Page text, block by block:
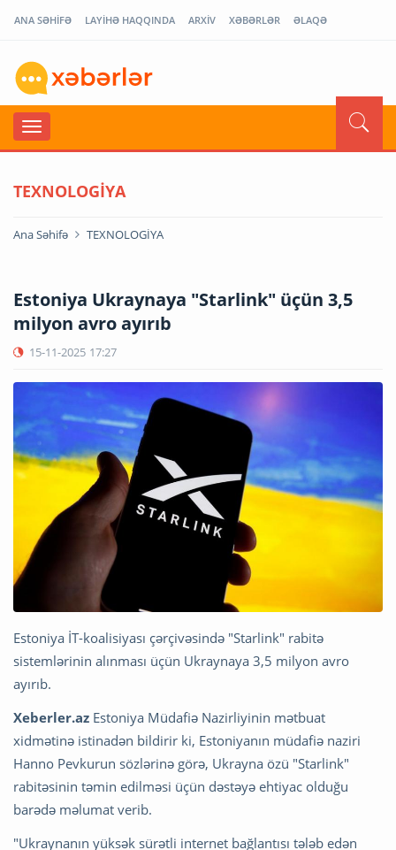
ANA SƏHİFƏ LAYİHƏ HAQQINDA ARXİV XƏBƏRLƏR ƏLAQƏ
TEXNOLOGİYA
Ana Səhifə TEXNOLOGİYA
Estoniya Ukraynaya "Starlink" üçün 3,5
milyon avro ayırıb
15-11-2025 17:27
Estoniya İT-koalisiyası çərçivəsində "Starlink" rabitə
sistemlərinin alınması üçün Ukraynaya 3,5 milyon avro
ayırıb.
Xeberler.az Estoniya Müdafiə Nazirliyinin mətbuat
xidmətinə istinadən bildirir ki, Estoniyanın müdafiə naziri
Hanno Pevkurun sözlərinə görə, Ukrayna özü "Starlink"
rabitəsinin təmin edilməsi üçün dəstəyə ehtiyac olduğu
barədə məlumat verib.
"Ukraynanın yüksək sürətli internet bağlantısı tələb edən